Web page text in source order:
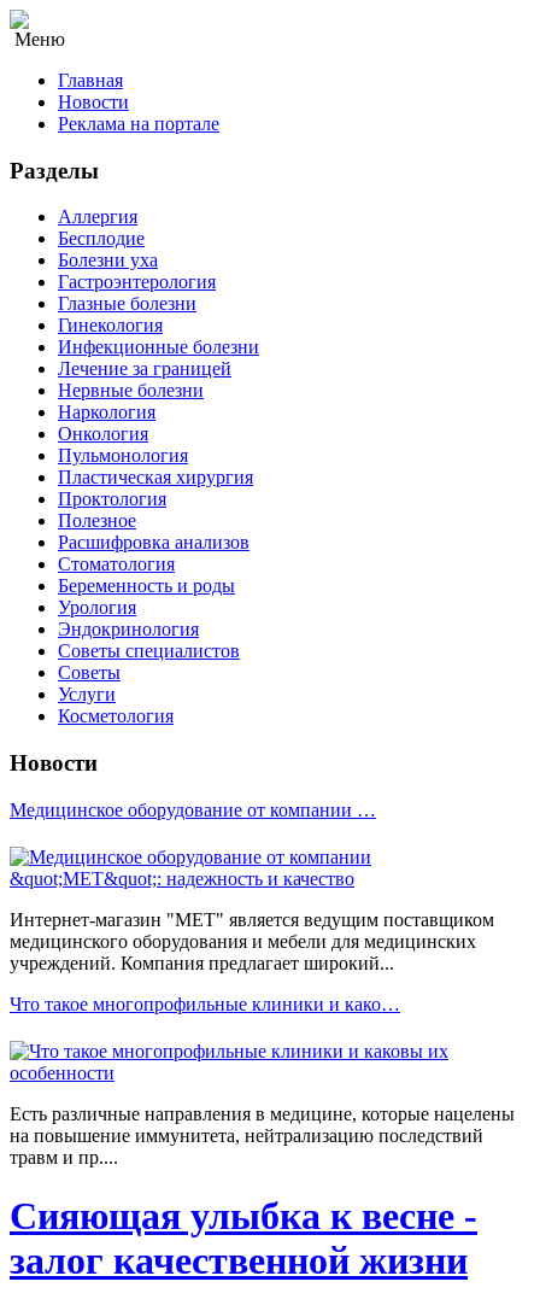
Меню
Главная
Новости
Реклама на портале
Разделы
Аллергия
Бесплодие
Болезни уха
Гастроэнтерология
Глазные болезни
Гинекология
Инфекционные болезни
Лечение за границей
Нервные болезни
Наркология
Онкология
Пульмонология
Пластическая хирургия
Проктология
Полезное
Расшифровка анализов
Стоматология
Беременность и роды
Урология
Эндокринология
Советы специалистов
Советы
Услуги
Косметология
Новости
Медицинское оборудование от компании …
Интернет-магазин "МЕТ" является ведущим поставщиком
медицинского оборудования и мебели для медицинских
учреждений. Компания предлагает широкий...
Что такое многопрофильные клиники и како…
Есть различные направления в медицине, которые нацелены
на повышение иммунитета, нейтрализацию последствий
травм и пр....
Сияющая улыбка к весне -
залог качественной жизни